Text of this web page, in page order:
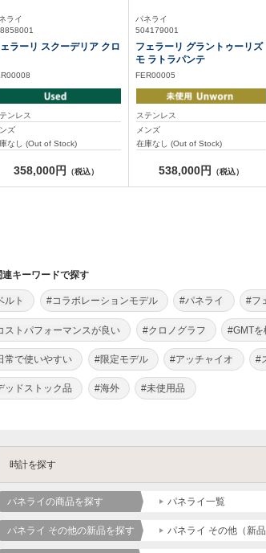
ライ
ラーリ スクーデリア クロ
ンレス
ズ
なし (Out of Stock)
358,000円 （税込）
パネライ
504179001
フェラーリ グラントゥーリズ
モ ラトラパンテ
FER00005
ステンレス
メンズ
在庫なし (Out of Stock)
538,000円 （税込）
キーワードで探す
ルト #コラボレーションモデル #パネライ #フ
ストパフォーマンスが良い #クロノグラフ #GMT
常で使いやすい #限定モデル #アッチャイオ #
ッドストック品 #海外 #未使用品
時計を探す
パネライの商品を探す パネライ一覧
パネライ その他の新品を探す パネライ その他（新品